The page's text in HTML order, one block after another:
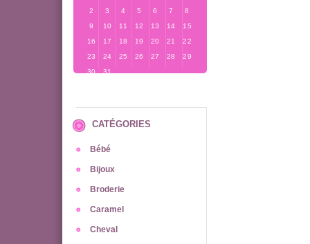
2
3 4 5 6 7
8
9
10 11 12 13 14
15
16
17 18 19 20 21
22
23
24 25 26 27 28
29
30
31
CATÉGORIES
Bébé
Bijoux
Broderie
Caramel
Cheval